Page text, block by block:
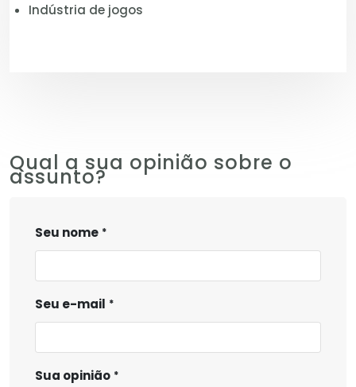
Indústria de jogos
Qual a sua opinião sobre o
assunto?
Seu nome
Seu e-mail
Sua opinião